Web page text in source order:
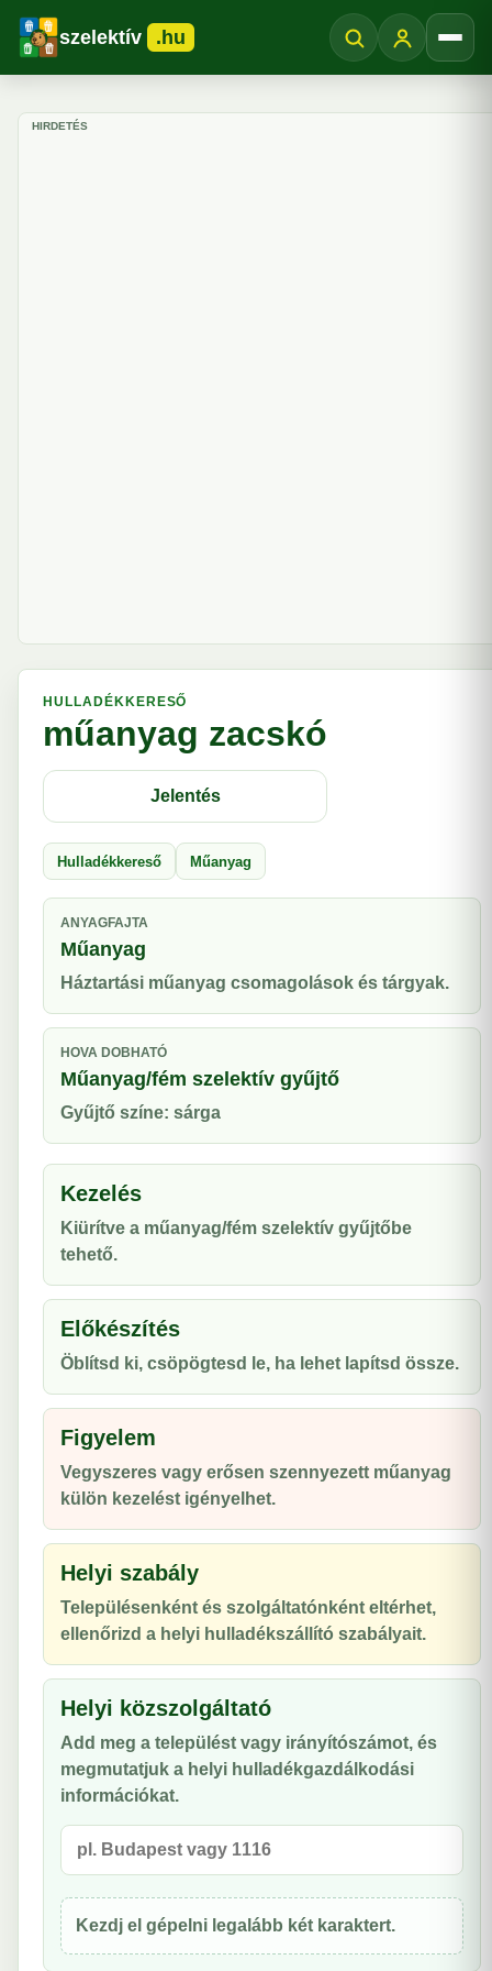
szelektív .hu
HIRDETÉS
HULLADÉKKERESŐ
műanyag zacskó
Jelentés
Hulladékkereső Műanyag
ANYAGFAJTA
Műanyag
Háztartási műanyag csomagolások és tárgyak.
HOVA DOBHATÓ
Műanyag/fém szelektív gyűjtő
Gyűjtő színe: sárga
Kezelés
Kiürítve a műanyag/fém szelektív gyűjtőbe
tehető.
Előkészítés
Öblítsd ki, csöpögtesd le, ha lehet lapítsd össze.
Figyelem
Vegyszeres vagy erősen szennyezett műanyag
külön kezelést igényelhet.
Helyi szabály
Településenként és szolgáltatónként eltérhet,
ellenőrizd a helyi hulladékszállító szabályait.
Helyi közszolgáltató
Add meg a települést vagy irányítószámot, és
megmutatjuk a helyi hulladékgazdálkodási
információkat.
Kezdj el gépelni legalább két karaktert.